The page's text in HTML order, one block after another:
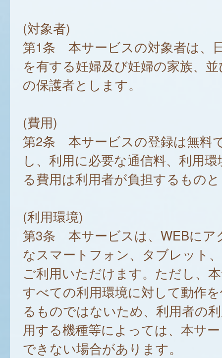
(対象者)
第1条 本サービスの対象者は、
を有する妊婦及び妊婦の家族、
の保護者とします。
(費用)
第2条 本サービスの登録は無料
し、利用に必要な通信料、利用
る費用は利用者が負担するもの
(利用環境)
第3条 本サービスは、WEBにア
なスマートフォン、タブレット
ご利用いただけます。ただし、
すべての利用環境に対して動作
るものではないため、利用者の
用する機種等によっては、本サ
できない場合があります。